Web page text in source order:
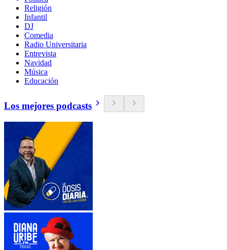
Religión
Infantil
DJ
Comedia
Radio Universitaria
Entrevista
Navidad
Música
Educación
Los mejores podcasts